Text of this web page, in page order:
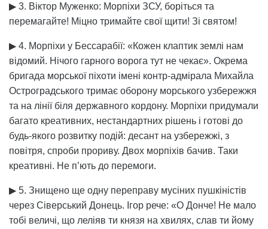
▶ 3. Віктор Муженко: Морпіхи ЗСУ, боріться та
перемагайте! Міцно тримайте свої щити! Зі святом!
▶ 4. Морпіхи у Бессарабії: «Кожен клаптик землі нам
відомий. Нічого гарного ворога тут не чекає». Окрема
бригада морської піхоти імені контр-адмірала Михайла
Остроградського тримає оборону морського узбережжя
та на лінії біля державного кордону. Морпіхи придумали
багато креативних, нестандартних рішень і готові до
будь-якого розвитку подій: десант на узбережжі, з
повітря, спроби прориву. Двох морпіхів бачив. Таки
креативні. Не п’ють до перемоги.
▶ 5. Знищено ще одну переправу мусіних пушкіністів
через Сіверський Донець. Ігор рече: «О Донче! Не мало
тобі величі, що леліяв ти князя на хвилях, слав ти йому